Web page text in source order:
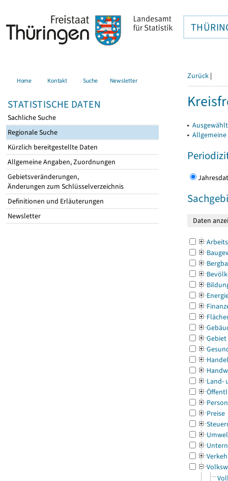
Home Kontakt Suche Newsletter
STATISTISCHE DATEN
Sachliche Suche
Regionale Suche
Kürzlich bereitgestellte Daten
Allgemeine Angaben, Zuordnungen
Gebietsveränderungen,
Änderungen zum Schlüsselverzeichnis
Definitionen und Erläuterungen
Newsletter
Zurück |
▸
▸
Gebiet
Land-
Preise